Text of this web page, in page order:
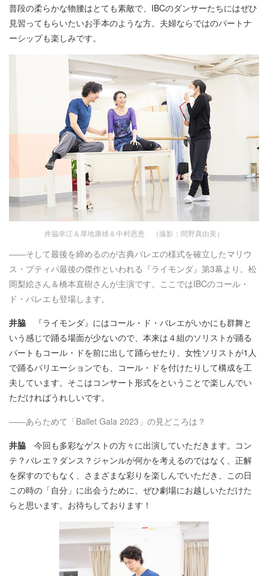
普段の柔らかな物腰はとても素敵で、IBCのダンサーたちにはぜひ
見習ってもらいたいお手本のような方。夫婦ならではのパートナ
ーシップも楽しみです。
井脇幸江＆厚地康雄＆中村恩恵 （撮影：間野真由美）
――そして最後を締めるのが古典バレエの様式を確立したマリウ
ス・プティパ最後の傑作といわれる『ライモンダ』第3幕より。松
岡梨絵さん＆橋本直樹さんが主演です。ここではIBCのコール・
ド・バレエも登場します。
井脇
『ライモンダ』にはコール・ド・バレエがいかにも群舞と
いう感じで踊る場面が少ないので、本来は４組のソリストが踊る
パートもコール・ドを前に出して踊らせたり、女性ソリストが1人
で踊るバリエーションでも、コール・ドを付けたりして構成を工
夫しています。そこはコンサート形式をということで楽しんでい
ただければうれしいです。
――あらためて「Ballet Gala 2023」の見どころは？
井脇 今回も多彩なゲストの方々に出演していただきます。コン
テ？バレエ？ダンス？ジャンルが何かを考えるのではなく、正解
を探すのでもなく、さまざまな彩りを楽しんでいただき、この日
この時の「自分」に出会うために、ぜひ劇場にお越しいただけた
らと思います。お待ちしております！